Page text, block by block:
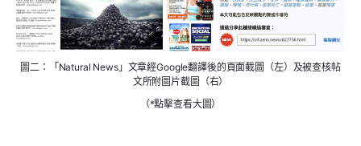
圖二：「Natural News」文章經Google翻譯後的頁面截圖（左）及被查核帖
文所附圖片截圖（右）
（*點擊查看大圖）